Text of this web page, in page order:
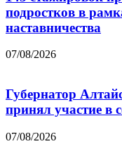
подростков в
наставничества
07/08/2026
Губернатор
принял участие в
07/08/2026